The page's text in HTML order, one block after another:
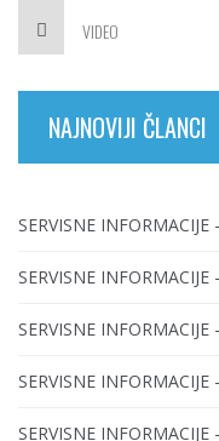
VIDEO
NAJNOVIJI ČLANCI
SERVISNE INFORMACIJE
SERVISNE INFORMACIJE
SERVISNE INFORMACIJE
SERVISNE INFORMACIJE
SERVISNE INFORMACIJE